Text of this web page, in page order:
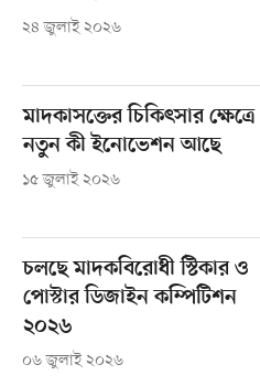
২৪ জুলাই ২০২৬
মাদকাসক্তের চিকিৎসার ক্ষেত্রে
নতুন কী ইনোভেশন আছে
১৫ জুলাই ২০২৬
চলছে মাদকবিরোধী স্টিকার ও
পোস্টার ডিজাইন কম্পিটিশন
২০২৬
০৬ জুলাই ২০২৬